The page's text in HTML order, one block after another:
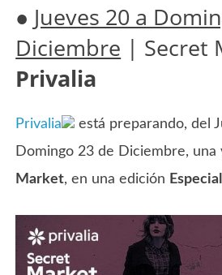
● Jueves 20 a
Diciembre | Secret
Privalia
Privalia
está preparando, del
Domingo 23 de Diciembre,
Market, en una edición